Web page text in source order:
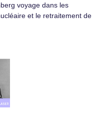
voyage dans les
et le retraitement de